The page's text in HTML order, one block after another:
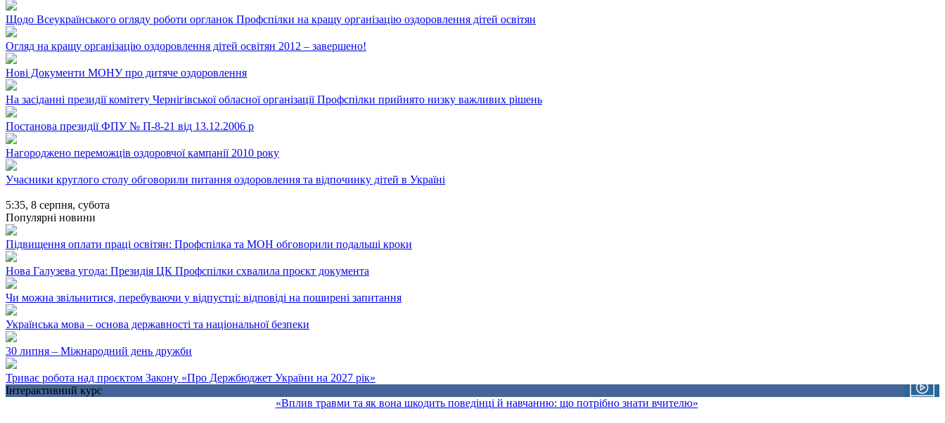
Щодо Всеукраїнського огляду роботи оргланок Профспілки на кращу організацію оздоровлення дітей освітян
Огляд на кращу організацію оздоровлення дітей освітян 2012 – завершено!
Нові Документи МОНУ про дитяче оздоровлення
На засіданні президії комітету Чернігівської обласної організації Профспілки прийнято низку важливих рішень
Постанова президії ФПУ № П-8-21 від 13.12.2006 р
Нагороджено переможців оздоровчої кампанії 2010 року
Учасники круглого столу обговорили питання оздоровлення та відпочинку дітей в Україні
5:35, 8 серпня, субота
Популярні новини
Підвищення оплати праці освітян: Профспілка та МОН обговорили подальші кроки
Нова Галузева угода: Президія ЦК Профспілки схвалила проєкт документа
Чи можна звільнитися, перебуваючи у відпустці: відповіді на поширені запитання
Українська мова – основа державності та національної безпеки
30 липня – Міжнародний день дружби
Триває робота над проєктом Закону «Про Держбюджет України на 2027 рік»
Інтерактивний курс
«Вплив травми та як вона шкодить поведінці й навчанню: що потрібно знати вчителю»